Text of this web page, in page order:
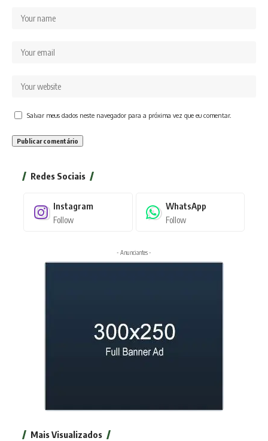
Salvar meus dados neste navegador para a próxima vez que eu comentar.
Redes Sociais
Instagram
Follow
WhatsApp
Follow
- Anunciantes -
Mais Visualizados